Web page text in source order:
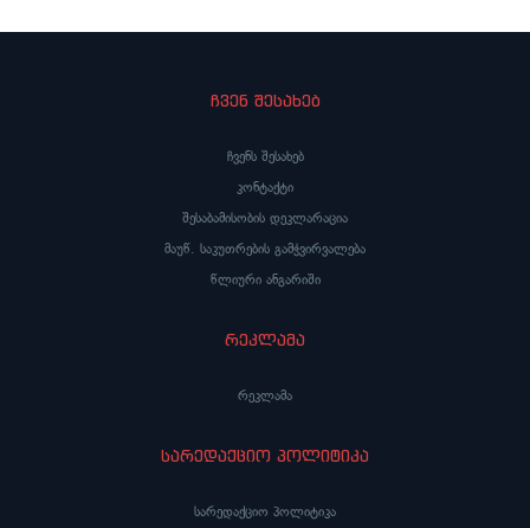
ჩვენ შესახებ
ჩვენს შესახებ
კონტაქტი
შესაბამისობის დეკლარაცია
მაუწ. საკუთრების გამჭვირვალება
წლიური ანგარიში
რეკლამა
რეკლამა
სარედაქციო პოლიტიკა
სარედაქციო პოლიტიკა